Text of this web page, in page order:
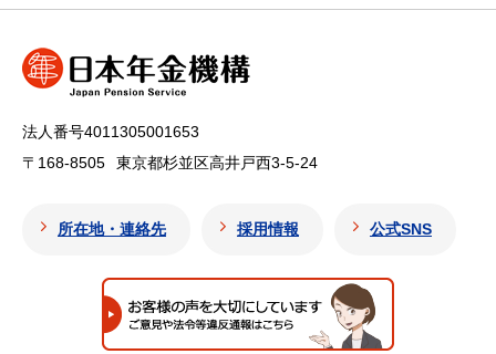
法人番号4011305001653
〒168-8505
東京都杉並区高井戸西3-5-24
所在地・連絡先 採用情報 公式SNS